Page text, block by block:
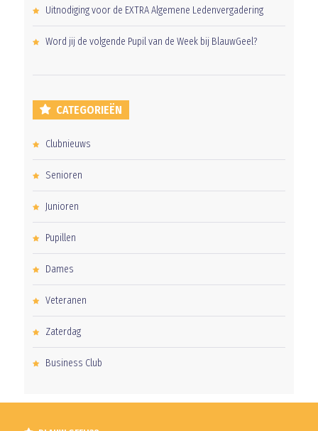
Uitnodiging voor de EXTRA Algemene Ledenvergadering
Word jij de volgende Pupil van de Week bij BlauwGeel?
CATEGORIEËN
Clubnieuws
Senioren
Junioren
Pupillen
Dames
Veteranen
Zaterdag
Business Club